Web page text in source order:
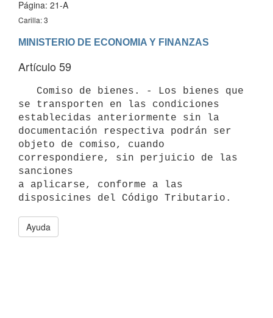
Página: 21-A
Carilla: 3
MINISTERIO DE ECONOMIA Y FINANZAS
Artículo 59
se transporten en las condiciones
establecidas anteriormente sin la
documentación respectiva podrán ser
objeto de comiso, cuando
correspondiere, sin perjuicio de las
sanciones
a aplicarse, conforme a las
disposicines del Código Tributario.
Ayuda